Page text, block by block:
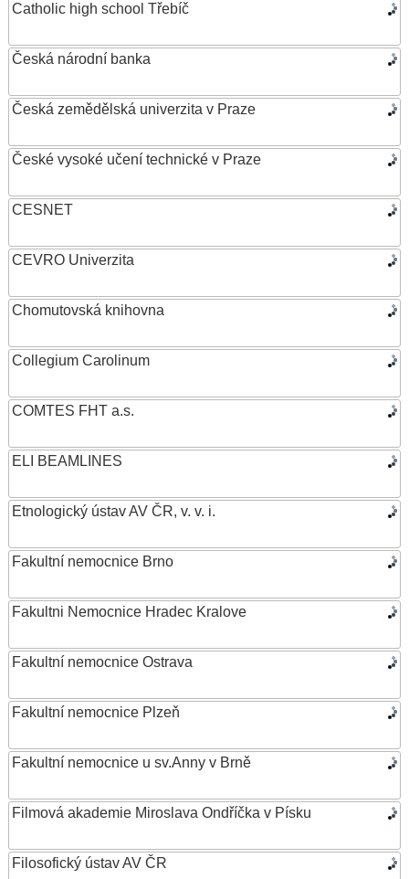
Catholic high school Třebíč
Česká národní banka
Česká zemědělská univerzita v Praze
České vysoké učení technické v Praze
CESNET
CEVRO Univerzita
Chomutovská knihovna
Collegium Carolinum
COMTES FHT a.s.
ELI BEAMLINES
Etnologický ústav AV ČR, v. v. i.
Fakultní nemocnice Brno
Fakultni Nemocnice Hradec Kralove
Fakultní nemocnice Ostrava
Fakultní nemocnice Plzeň
Fakultní nemocnice u sv.Anny v Brně
Filmová akademie Miroslava Ondříčka v Písku
Filosofický ústav AV ČR